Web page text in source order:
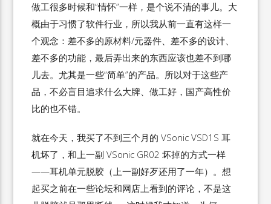
做工很多时候和“情怀”一样，是个说不清的事儿。大
概由于习惯了软件行业，所以我从前一直有这样一
个观念：差不多的原材料/元器件、差不多的设计、
差不多的功能，最后弄出来的东西应该也差不到哪
儿去。尤其是一些“简单”的产品。所以对于这些产
品，不必盲目追求什么大牌、做工好，国产高性价
比的也不错。
就在今天，我买了不到三个月的 VSonic VSD1S 耳
机坏了，和上一副 VSonic GR02 坏掉的方式一样
——耳机单元脱胶（上一副好歹还用了一年）。想
起买之前在一些论坛和网店上看到的评论，不是这